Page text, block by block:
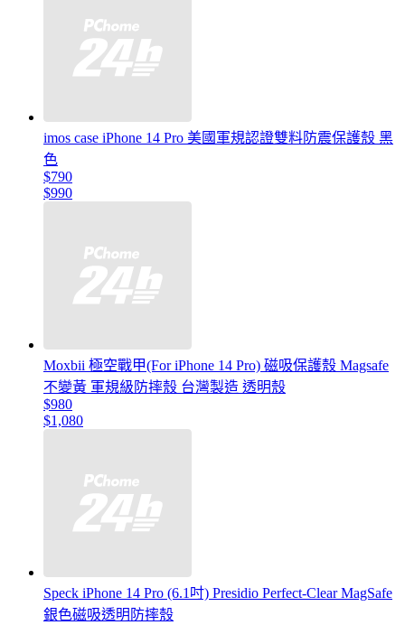
imos case iPhone 14 Pro 美國軍規認證雙料防震保護殼 黑
色
$790
$990
Moxbii 極空戰甲(For iPhone 14 Pro) 磁吸保護殼 Magsafe
不變黃 軍規級防摔殼 台灣製造 透明殼
$980
$1,080
Speck iPhone 14 Pro (6.1吋) Presidio Perfect-Clear MagSafe
銀色磁吸透明防摔殼